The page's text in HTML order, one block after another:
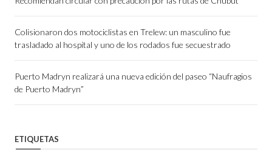
Colisionaron dos motociclistas en Trelew: un masculino fue
trasladado al hospital y uno de los rodados fue secuestrado
Puerto Madryn realizará una nueva edición del paseo “Naufragios
de Puerto Madryn”
ETIQUETAS